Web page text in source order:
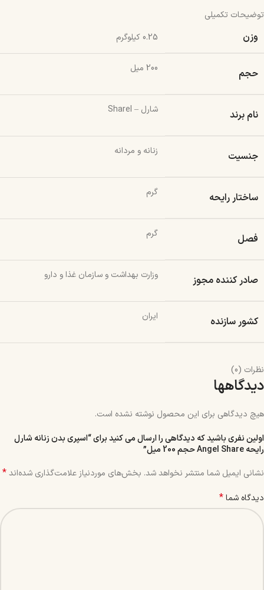
توضیحات تکمیلی
وزن 0.25 کیلوگرم
حجم 200 میل
نام برند شارل – Sharel
جنسیت زنانه و مردانه
ساختار رایحه گرم
فصل گرم
صادر کننده مجوز وزارت بهداشت و سازمان غذا و دارو
کشور سازنده ایران
نظرات (0)
دیدگاهها
هیچ دیدگاهی برای این محصول نوشته نشده است.
اولین نفری باشید که دیدگاهی را ارسال می کنید برای “اسپری بدن زنانه شارل
رایحه Angel Share حجم 200 میل”
نشانی ایمیل شما منتشر نخواهد شد. بخش‌های موردنیاز علامت‌گذاری شده‌اند*
دیدگاه شما*